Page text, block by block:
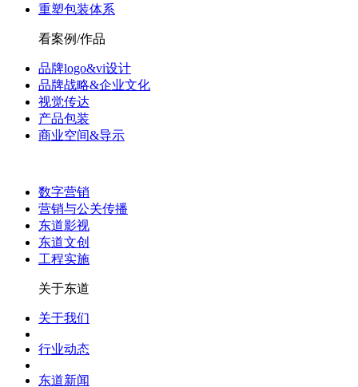
重塑包装体系
看案例/作品
品牌logo&vi设计
品牌战略&企业文化
视觉传达
产品包装
商业空间&导示
数字营销
营销与公关传播
东道影视
东道文创
工程实施
关于东道
关于我们
行业动态
东道新闻